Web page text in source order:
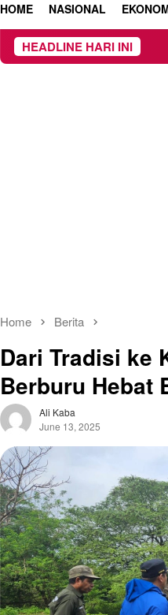
HOME NASIONAL
HEADLINE HARI INI
Home Berita
Dari Tradisi ke
Berburu Hebat
Ali Kaba
June 13, 2025